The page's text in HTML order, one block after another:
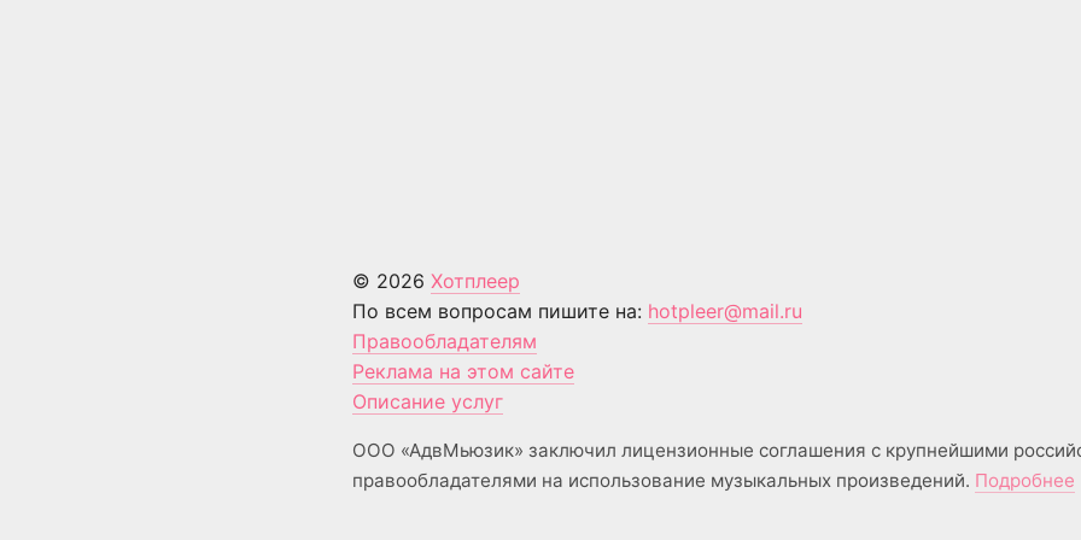
© 2026 Хотплеер
По всем вопросам пишите на: hotpleer@mail.ru
Правообладателям
Реклама на этом сайте
Описание услуг
ООО «АдвМьюзик» заключил лицензионные соглашения с крупнейшими
правообладателями на использование музыкальных произведений. Подробнее